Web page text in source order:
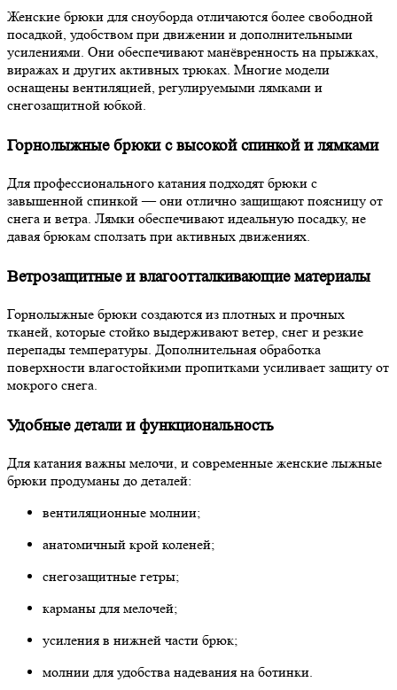
Женские брюки для сноуборда отличаются более свободной
посадкой, удобством при движении и дополнительными
усилениями. Они обеспечивают манёвренность на прыжках,
виражах и других активных трюках. Многие модели
оснащены вентиляцией, регулируемыми лямками и
снегозащитной юбкой.
Горнолыжные брюки с высокой спинкой и лямками
Для профессионального катания подходят брюки с
завышенной спинкой — они отлично защищают поясницу от
снега и ветра. Лямки обеспечивают идеальную посадку, не
давая брюкам сползать при активных движениях.
Ветрозащитные и влагоотталкивающие материалы
Горнолыжные брюки создаются из плотных и прочных
тканей, которые стойко выдерживают ветер, снег и резкие
перепады температуры. Дополнительная обработка
поверхности влагостойкими пропитками усиливает защиту от
мокрого снега.
Удобные детали и функциональность
Для катания важны мелочи, и современные женские лыжные
брюки продуманы до деталей:
вентиляционные молнии;
анатомичный крой коленей;
снегозащитные гетры;
карманы для мелочей;
усиления в нижней части брюк;
молнии для удобства надевания на ботинки.